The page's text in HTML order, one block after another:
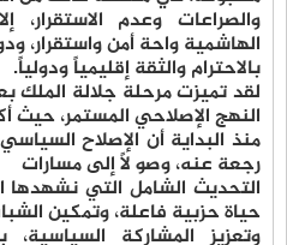
والصراعات وعدم الاستقرار،
الهاشمية واحة أمن واستقرار،
بالاحترام والثقة إقليمياً ودولياً.
لقد تميزت مرحلة جلالة الملك
النهج الإصلاحي المستمر، حيث
منذ البداية أن الإصلاح
رجعة عنه، وصو لاً إلى مسارات
التحديث الشامل التي نشهدها
حياة حزبية فاعلة، وتمكين
وتعزيز المشاركة